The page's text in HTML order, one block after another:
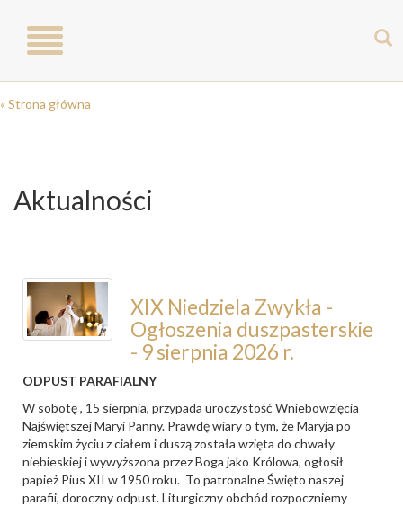
Toggle
navigation
« Strona główna
Aktualności
XIX Niedziela Zwykła -
Ogłoszenia duszpasterskie
- 9 sierpnia 2026 r.
ODPUST PARAFIALNY
W sobotę , 15 sierpnia, przypada uroczystość Wniebowzięcia
Najświętszej Maryi Panny. Prawdę wiary o tym, że Maryja po
ziemskim życiu z ciałem i duszą została wzięta do chwały
niebieskiej i wywyższona przez Boga jako Królowa, ogłosił
papież Pius XII w 1950 roku. To patronalne Święto naszej
parafii, doroczny odpust. Liturgiczny obchód rozpoczniemy